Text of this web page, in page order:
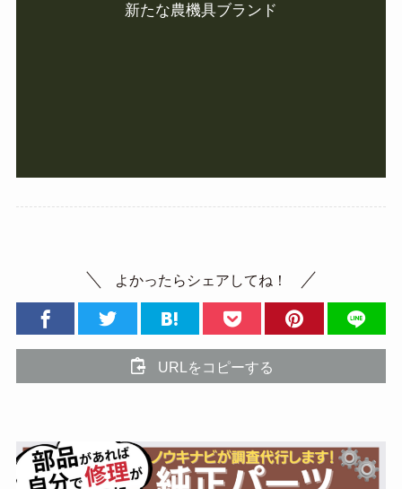
新たな農機具ブランド
よかったらシェアしてね！
URLをコピーする